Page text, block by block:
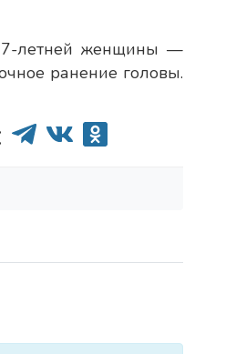
летней женщины —
ранение головы.